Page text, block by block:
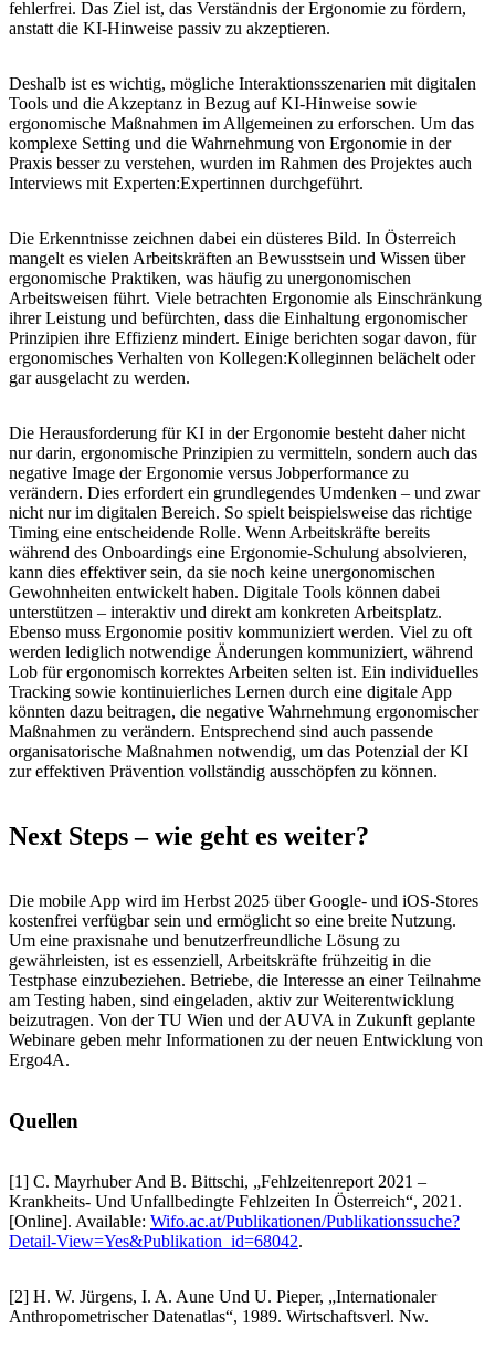
fehlerfrei. Das Ziel ist, das Verständnis der Ergonomie zu fördern,
anstatt die KI-Hinweise passiv zu akzeptieren.
Deshalb ist es wichtig, mögliche Interaktionsszenarien mit digitalen
Tools und die Akzeptanz in Bezug auf KI-Hinweise sowie
ergonomische Maßnahmen im Allgemeinen zu erforschen. Um das
komplexe Setting und die Wahrnehmung von Ergonomie in der
Praxis besser zu verstehen, wurden im Rahmen des Projektes auch
Interviews mit Experten:Expertinnen durchgeführt.
Die Erkenntnisse zeichnen dabei ein düsteres Bild. In Österreich
mangelt es vielen Arbeitskräften an Bewusstsein und Wissen über
ergonomische Praktiken, was häufig zu unergonomischen
Arbeitsweisen führt. Viele betrachten Ergonomie als Einschränkung
ihrer Leistung und befürchten, dass die Einhaltung ergonomischer
Prinzipien ihre Effizienz mindert. Einige berichten sogar davon, für
ergonomisches Verhalten von Kollegen:Kolleginnen belächelt oder
gar ausgelacht zu werden.
Die Herausforderung für KI in der Ergonomie besteht daher nicht
nur darin, ergonomische Prinzipien zu vermitteln, sondern auch das
negative Image der Ergonomie versus Jobperformance zu
verändern. Dies erfordert ein grundlegendes Umdenken – und zwar
nicht nur im digitalen Bereich. So spielt beispielsweise das richtige
Timing eine entscheidende Rolle. Wenn Arbeitskräfte bereits
während des Onboardings eine Ergonomie-Schulung absolvieren,
kann dies effektiver sein, da sie noch keine unergonomischen
Gewohnheiten entwickelt haben. Digitale Tools können dabei
unterstützen – interaktiv und direkt am konkreten Arbeitsplatz.
Ebenso muss Ergonomie positiv kommuniziert werden. Viel zu oft
werden lediglich notwendige Änderungen kommuniziert, während
Lob für ergonomisch korrektes Arbeiten selten ist. Ein individuelles
Tracking sowie kontinuierliches Lernen durch eine digitale App
könnten dazu beitragen, die negative Wahrnehmung ergonomischer
Maßnahmen zu verändern. Entsprechend sind auch passende
organisatorische Maßnahmen notwendig, um das Potenzial der KI
zur effektiven Prävention vollständig ausschöpfen zu können.
Next Steps – wie geht es weiter?
Die mobile App wird im Herbst 2025 über Google- und iOS-Stores
kostenfrei verfügbar sein und ermöglicht so eine breite Nutzung.
Um eine praxisnahe und benutzerfreundliche Lösung zu
gewährleisten, ist es essenziell, Arbeitskräfte frühzeitig in die
Testphase einzubeziehen. Betriebe, die Interesse an einer Teilnahme
am Testing haben, sind eingeladen, aktiv zur Weiterentwicklung
beizutragen. Von der TU Wien und der AUVA in Zukunft geplante
Webinare geben mehr Informationen zu der neuen Entwicklung von
Ergo4A.
Quellen
[1] C. Mayrhuber And B. Bittschi, „Fehlzeitenreport 2021 –
Krankheits- Und Unfallbedingte Fehlzeiten In Österreich“, 2021.
[Online]. Available: Wifo.ac.at/Publikationen/Publikationssuche?
Detail-View=Yes&Publikation_id=68042.
[2] H. W. Jürgens, I. A. Aune Und U. Pieper, „Internationaler
Anthropometrischer Datenatlas“, 1989. Wirtschaftsverl. Nw.